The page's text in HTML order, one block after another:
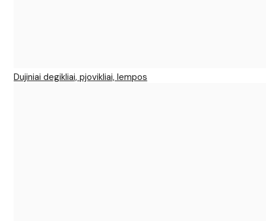
Dujiniai degikliai, pjovikliai, lempos